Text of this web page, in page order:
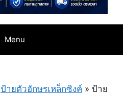
Menu
ป้ายตัวอักษรเหล็กซิงค์ » ป้าย